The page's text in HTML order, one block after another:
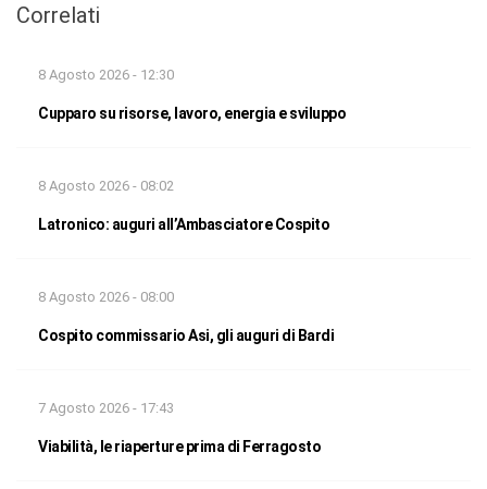
Correlati
8 Agosto 2026 - 12:30
Cupparo su risorse, lavoro, energia e sviluppo
8 Agosto 2026 - 08:02
Latronico: auguri all’Ambasciatore Cospito
8 Agosto 2026 - 08:00
Cospito commissario Asi, gli auguri di Bardi
7 Agosto 2026 - 17:43
Viabilità, le riaperture prima di Ferragosto